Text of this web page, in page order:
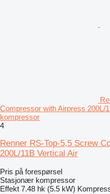
Compressor with Airpress 200L/
kompressor
4
Renner RS-Top-5,5 Screw
200L/11B Vertical Air
Pris på forespørsel
Stasjonær kompressor
Effekt 7.48 hk (5.5 kW)